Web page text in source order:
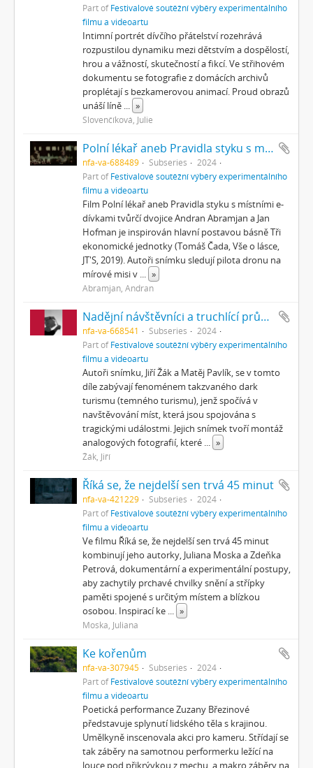
Part ofFestivalové soutěžní výběry experimentálního
filmu a videoartu
Intimní portrét dívčího přátelství rozehrává
rozpustilou dynamiku mezi dětstvím a dospělostí,
hrou a vážností, skutečností a fikcí. Ve střihovém
dokumentu se fotografie z domácích archivů
proplétají s bezkamerovou animací. Proud obrazů
unáší líně ... »
Slovenčíková, Julie
Polní lékař aneb Pravidla styku s místními e-dívkami
nfa-va-688489 Subseries
2024
Part ofFestivalové soutěžní výběry experimentálního
filmu a videoartu
Film Polní lékař aneb Pravidla styku s místními e-
dívkami tvůrčí dvojice Andran Abramjan a Jan
Hofman je inspirován hlavní postavou básně Tři
ekonomické jednotky (Tomáš Čada, Vše o lásce,
JT'S, 2019). Autoři snímku sledují pilota dronu na
mírové misi v ... »
Abramjan, Andran
Nadějní návštěvníci a truchlící průvodci: Zápisky z cestovního deníku temného turisty
nfa-va-668541 Subseries
2024
Part ofFestivalové soutěžní výběry experimentálního
filmu a videoartu
Autoři snímku, Jiří Žák a Matěj Pavlík, se v tomto
díle zabývají fenoménem takzvaného dark
turismu (temného turismu), jenž spočívá v
navštěvování míst, která jsou spojována s
tragickými událostmi. Jejich snímek tvoří montáž
analogových fotografií, které ... »
Žák, Jiří
Říká se, že nejdelší sen trvá 45 minut
nfa-va-421229 Subseries
2024
Part ofFestivalové soutěžní výběry experimentálního
filmu a videoartu
Ve filmu Říká se, že nejdelší sen trvá 45 minut
kombinují jeho autorky, Juliana Moska a Zdeňka
Petrová, dokumentární a experimentální postupy,
aby zachytily prchavé chvilky snění a střípky
paměti spojené s určitým místem a blízkou
osobou. Inspirací ke ... »
Moska, Juliana
Ke kořenům
nfa-va-307945 Subseries
2024
Part ofFestivalové soutěžní výběry experimentálního
filmu a videoartu
Poetická performance Zuzany Březinové
představuje splynutí lidského těla s krajinou.
Umělkyně inscenovala akci pro kameru. Střídají se
tak záběry na samotnou performerku ležící na
louce pod přikrývkou z mechu, a makro záběry na